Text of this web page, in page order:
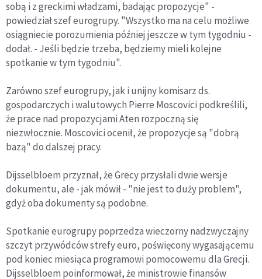
sobą i z greckimi władzami, badając propozycje" -
powiedział szef eurogrupy. "Wszystko ma na celu możliwe
osiągniecie porozumienia później jeszcze w tym tygodniu -
dodał. - Jeśli będzie trzeba, będziemy mieli kolejne
spotkanie w tym tygodniu".
Zarówno szef eurogrupy, jak i unijny komisarz ds.
gospodarczych i walutowych Pierre Moscovici podkreślili,
że prace nad propozycjami Aten rozpoczną się
niezwłocznie. Moscovici ocenił, że propozycje są "dobrą
bazą" do dalszej pracy.
Dijsselbloem przyznał, że Grecy przysłali dwie wersje
dokumentu, ale - jak mówił - "nie jest to duży problem",
gdyż oba dokumenty są podobne.
Spotkanie eurogrupy poprzedza wieczorny nadzwyczajny
szczyt przywódców strefy euro, poświęcony wygasającemu
pod koniec miesiąca programowi pomocowemu dla Grecji.
Dijsselbloem poinformował, że ministrowie finansów